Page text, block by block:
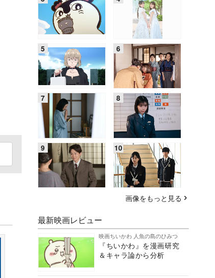
画像をもっと見る
最新映画レビュー
映画ちいかわ 人魚の島のひみつ
『ちいかわ』を漫画研究
＆キャラ論から分析